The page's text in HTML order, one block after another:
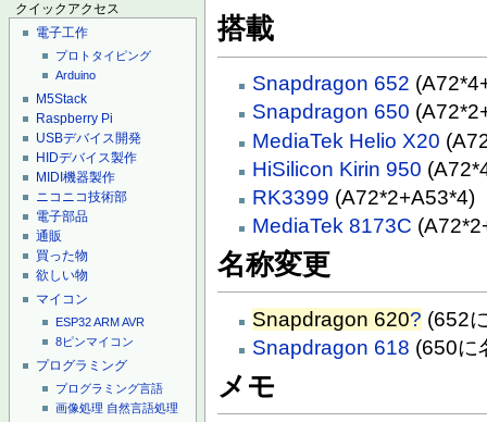
クイックアクセス
電子工作
プロトタイピング
Arduino
M5Stack
Raspberry Pi
USBデバイス開発
HIDデバイス製作
MIDI機器製作
ニコニコ技術部
電子部品
通販
買った物
欲しい物
マイコン
ESP32ARMAVR
8ピンマイコン
プログラミング
プログラミング言語
画像処理 自然言語処理
搭載
Snapdragon 652
Snapdragon 650
MediaTek Helio X20
HiSilicon Kirin 950
RK3399 (A72*2+A53*4)
MediaTek 8173C
名称変更
Snapdragon 620? (652
Snapdragon 618 (650に
メモ